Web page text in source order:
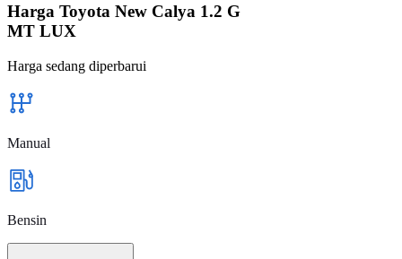
Harga Toyota New Calya 1.2 G
MT LUX
Harga sedang diperbarui
Manual
Bensin